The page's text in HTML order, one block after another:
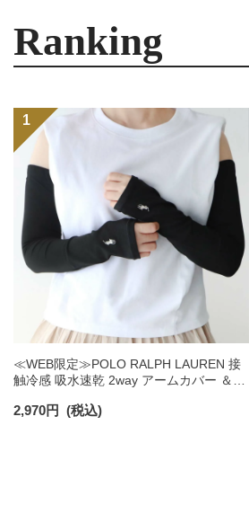
Ranking
≪WEB限定≫POLO RALPH LAUREN 接
触冷感 吸水速乾 2way アームカバー ＆
2,970円 (税込)